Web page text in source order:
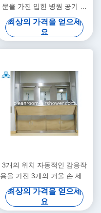
문을 가진 입힌 병원 공기 정
화 장치 파란 색깔
최상의 가격을 얻으세
요
3개의 위치 자동적인 감응작
용을 가진 3개의 거울 손 세척
목욕탕 물동이 내각
최상의 가격을 얻으세
요